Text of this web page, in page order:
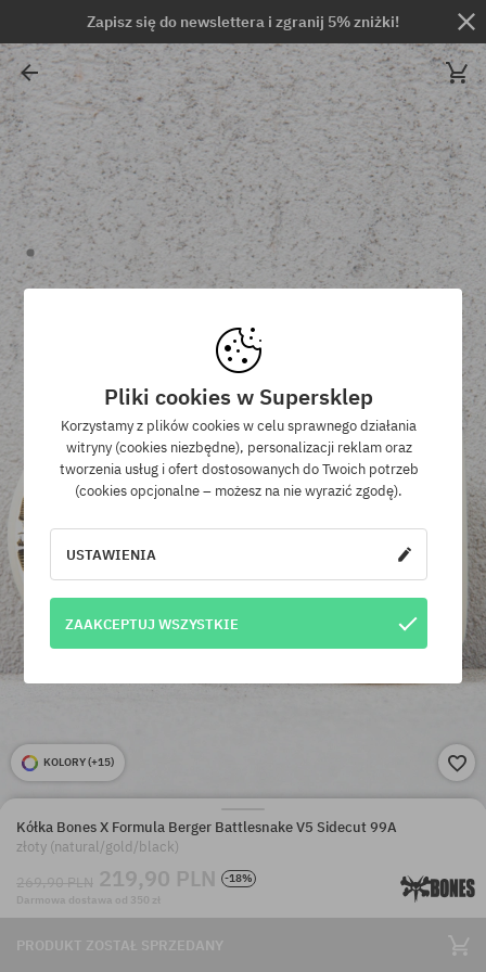
Zapisz się do newslettera i zgranij 5% zniżki!
KOLORY (+15)
Kółka Bones X Formula Berger Battlesnake V5 Sidecut 99A
złoty (natural/gold/black)
269,90 PLN 219,90 PLN
-18%
Darmowa dostawa od 350 zł
PRODUKT ZOSTAŁ SPRZEDANY
Pliki cookies w Supersklep
Korzystamy z plików cookies w celu sprawnego działania
witryny (cookies niezbędne), personalizacji reklam oraz
tworzenia usług i ofert dostosowanych do Twoich potrzeb
(cookies opcjonalne – możesz na nie wyrazić zgodę).
USTAWIENIA
ZAAKCEPTUJ WSZYSTKIE